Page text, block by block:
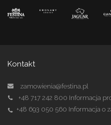
Kontakt
zamowienia@festina.pl
+48 717 242 800 Informacja
+48 693 050 560 Informacja o